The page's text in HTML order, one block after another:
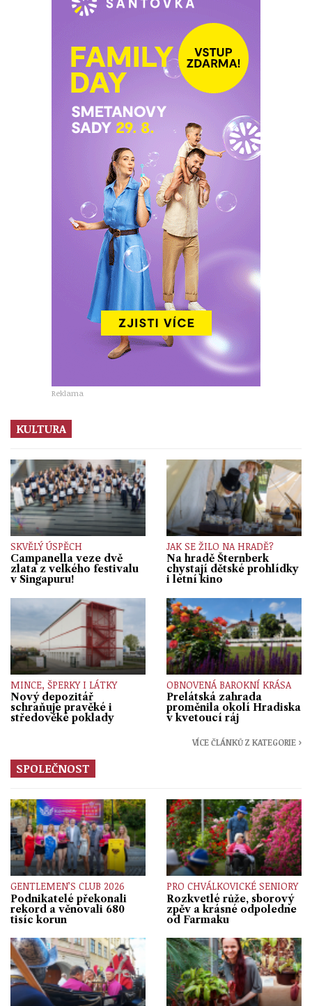
Reklama
KULTURA
SKVĚLÝ ÚSPĚCH
Campanella veze dvě
zlata z velkého festivalu
v Singapuru!
JAK SE ŽILO NA HRADĚ?
Na hradě Šternberk
chystají dětské prohlídky
i letní kino
MINCE, ŠPERKY I LÁTKY
Nový depozitář
schraňuje pravěké i
středověké poklady
OBNOVENÁ BAROKNÍ KRÁSA
Prelátská zahrada
proměnila okolí Hradiska
v kvetoucí ráj
VÍCE ČLÁNKŮ Z KATEGORIE ›
SPOLEČNOST
GENTLEMEN’S CLUB 2026
Podnikatelé překonali
rekord a věnovali 680
tisíc korun
PRO CHVÁLKOVICKÉ SENIORY
Rozkvetlé růže, sborový
zpěv a krásné odpoledne
od Farmaku